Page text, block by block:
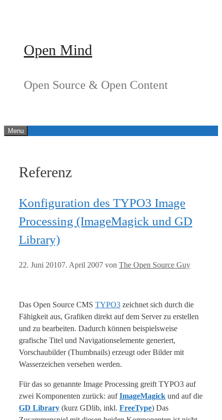
Open Mind
Open Source & Open Content
Menu
Referenz
Konfiguration des TYPO3 Image
Processing (ImageMagick und GD
Library)
22. Juni 20107. April 2007 von The Open Source Guy
Das Open Source CMS TYPO3 zeichnet sich durch die
Fähigkeit aus, Grafiken direkt auf dem Server zu erstellen
und zu bearbeiten. Dadurch können beispielsweise
grafische Titel und Navigationselemente generiert,
Vorschaubilder (Thumbnails) erzeugt oder Bilder mit
Wasserzeichen versehen werden.
Für das so genannte Image Processing greift TYPO3 auf
zwei Komponenten zurück: aufImageMagick und auf die
GD Library (kurz GDlib, inkl. FreeType) Das